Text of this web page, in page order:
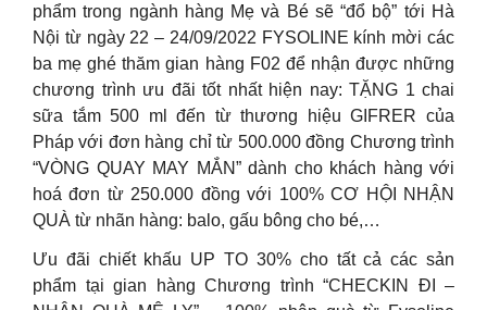
phẩm trong ngành hàng Mẹ và Bé sẽ “đổ bộ” tới Hà
Nội từ ngày 22 – 24/09/2022 FYSOLINE kính mời các
ba mẹ ghé thăm gian hàng F02 để nhận được những
chương trình ưu đãi tốt nhất hiện nay: TẶNG 1 chai
sữa tắm 500 ml đến từ thương hiệu GIFRER của
Pháp với đơn hàng chỉ từ 500.000 đồng Chương trình
“VÒNG QUAY MAY MẮN” dành cho khách hàng với
hoá đơn từ 250.000 đồng với 100% CƠ HỘI NHẬN
QUÀ từ nhãn hàng: balo, gấu bông cho bé,…
Ưu đãi chiết khấu UP TO 30% cho tất cả các sản
phẩm tại gian hàng Chương trình “CHECKIN ĐI –